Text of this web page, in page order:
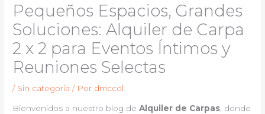
Pequeños Espacios, Grandes
Soluciones: Alquiler de Carpa
2 x 2 para Eventos Íntimos y
Reuniones Selectas
/ Sin categoría / Por dmccol
Bienvenidos a nuestro blog deAlquiler de Carpas, donde